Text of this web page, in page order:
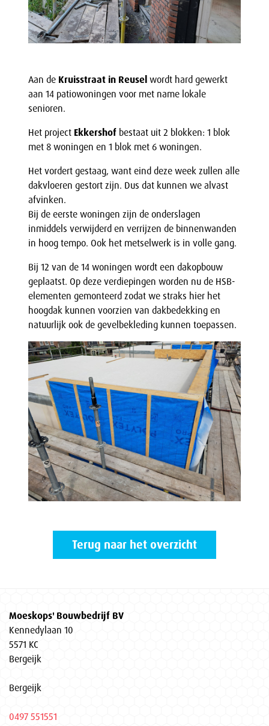
Aan de Kruisstraat in Reusel wordt hard gewerkt
aan 14 patiowoningen voor met name lokale
senioren.
Het project Ekkershof bestaat uit 2 blokken: 1 blok
met 8 woningen en 1 blok met 6 woningen.
Het vordert gestaag, want eind deze week zullen alle
dakvloeren gestort zijn. Dus dat kunnen we alvast
afvinken.
Bij de eerste woningen zijn de onderslagen
inmiddels verwijderd en verrijzen de binnenwanden
in hoog tempo. Ook het metselwerk is in volle gang.
Bij 12 van de 14 woningen wordt een dakopbouw
geplaatst. Op deze verdiepingen worden nu de HSB-
elementen gemonteerd zodat we straks hier het
hoogdak kunnen voorzien van dakbedekking en
natuurlijk ook de gevelbekleding kunnen toepassen.
Terug naar het overzicht
Moeskops' Bouwbedrijf BV
Kennedylaan 10
5571 KC
Bergeijk
Bergeijk
0497 551551